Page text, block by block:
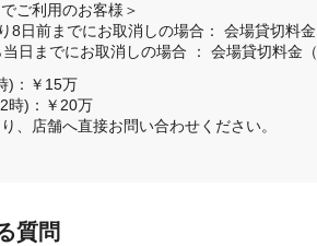
ご利用のお客様＞
8日前までにお取消しの場合： 会場貸切料
日までにお取消しの場合 ： 会場貸切料金
)：￥15万
時)：￥20万
、店舗へ直接お問い合わせください。
質問